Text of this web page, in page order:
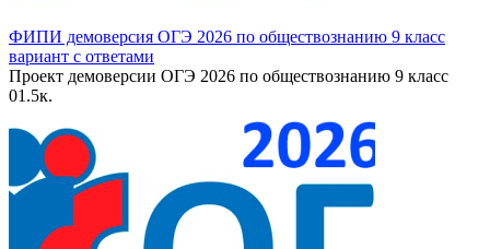
ФИПИ демоверсия ОГЭ 2026 по обществознанию 9 класс
вариант с ответами
Проект демоверсии ОГЭ 2026 по обществознанию 9 класс
01.5к.